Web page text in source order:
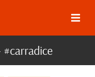
#carradice